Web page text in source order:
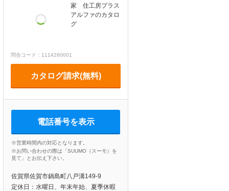
家 住工房プラス
アルファのカタロ
グ
問合コード：1114260001
カタログ請求(無料)
電話番号を表示
※営業時間内の対応となります。
※お問い合わせの際は「SUUMO（スーモ）を
見て」とお伝え下さい。
佐賀県佐賀市鍋島町八戸溝149-9
定休日：水曜日、年末年始、夏季休暇